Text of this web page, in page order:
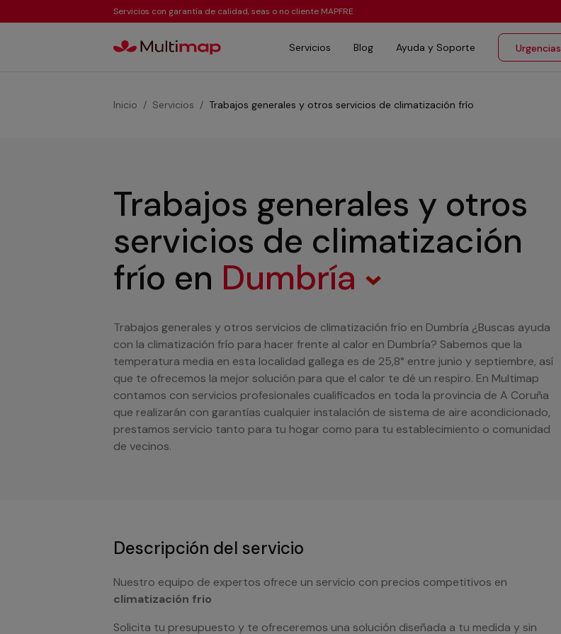
Servicios con garantía de calidad, seas o no cliente MAPFRE
Servicios Blog Ayuda y Soporte Urgencias
Inicio Servicios Trabajos generales y otros servicios de climatización frío
Trabajos generales y otros
servicios de climatización
frío en Dumbría
Trabajos generales y otros servicios de climatización frío en Dumbría ¿Buscas ayuda
con la climatización frío para hacer frente al calor en Dumbría? Sabemos que la
temperatura media en esta localidad gallega es de 25,8° entre junio y septiembre, así
que te ofrecemos la mejor solución para que el calor te dé un respiro. En Multimap
contamos con servicios profesionales cualificados en toda la provincia de A Coruña
que realizarán con garantías cualquier instalación de sistema de aire acondicionado,
prestamos servicio tanto para tu hogar como para tu establecimiento o comunidad
de vecinos.
Descripción del servicio
Nuestro equipo de expertos ofrece un servicio con precios competitivos en
climatización frio
Solicita tu presupuesto y te ofreceremos una solución diseñada a tu medida y sin